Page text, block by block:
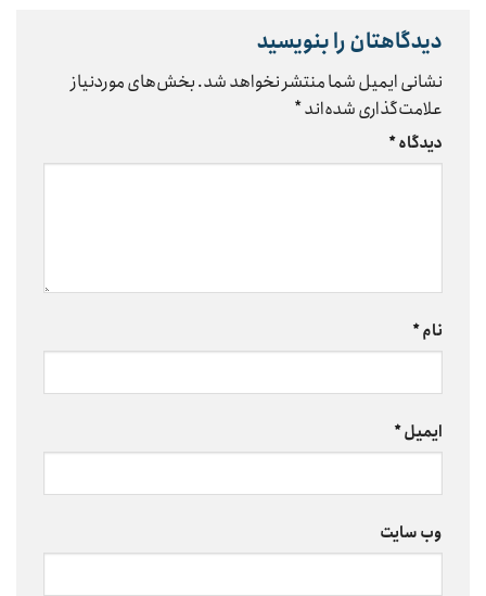
دیدگاهتان را بنویسید
نشانی ایمیل شما منتشر نخواهد شد.بخش‌های موردنیاز
علامت‌گذاری شده‌اند*
دیدگاه*
نام*
ایمیل*
وب‌ سایت